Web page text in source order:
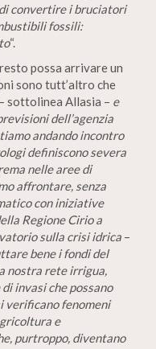
convertire i bruciatori
fossili:
“.
possa arrivare un
sono tutt’altro che
sottolinea Allasia – e
dell’agenzia
andando incontro
definiscono severa
nelle aree di
affrontare, senza
con iniziative
Regione Cirio a
sulla crisi idrica –
bene i fondi del
nostra rete irrigua,
invasi che possano
verificano fenomeni
e
purtroppo, diventano